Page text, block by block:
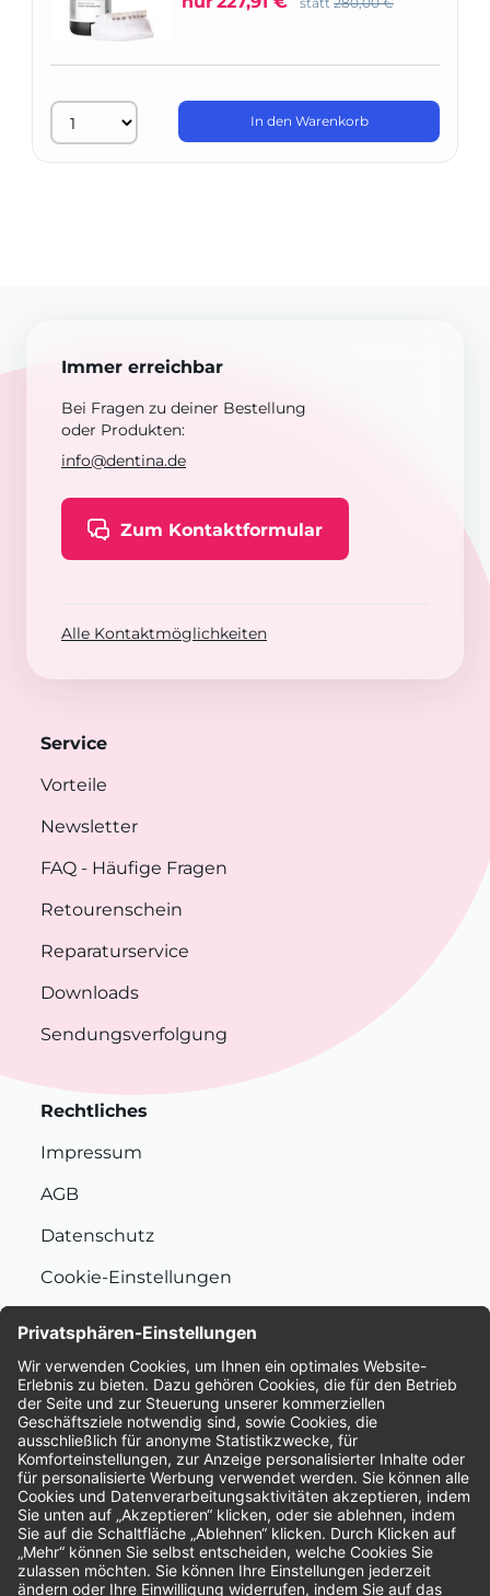
In den Warenkorb
Immer erreichbar
Bei Fragen zu deiner Bestellung
oder Produkten:
info@dentina.de
Zum Kontaktformular
Alle Kontaktmöglichkeiten
Service
Vorteile
Newsletter
FAQ - Häufige Fragen
Retourenschein
Reparaturservice
Downloads
Sendungsverfolgung
Rechtliches
Impressum
AGB
Datenschutz
Cookie-Einstellungen
Bewertungen